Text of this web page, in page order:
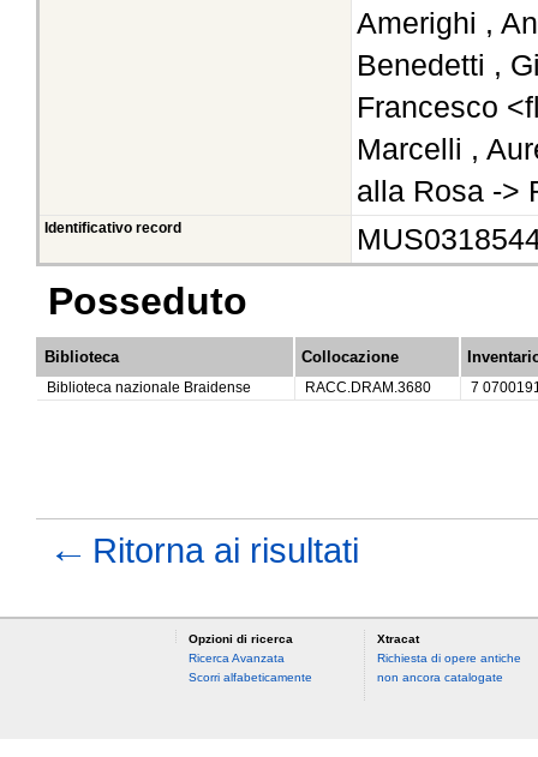
Amerighi ,
Benedetti ,
Francesco
Marcelli ,
alla Rosa ->
Identificativo record
Posseduto
Biblioteca Collocazione
Biblioteca nazionale Braidense RACC.DRAM.3680 7
← Ritorna ai risultati
Opzioni di ricerca
Ricerca Avanzata
Scorri alfabeticamente
Xtracat
Richiesta di opere antiche
non ancora catalogate